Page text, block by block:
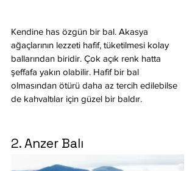
Kendine has özgün bir bal. Akasya
ağaçlarının lezzeti hafif, tüketilmesi kolay
ballarından biridir. Çok açık renk hatta
şeffafa yakın olabilir. Hafif bir bal
olmasından ötürü daha az tercih edilebilse
de kahvaltılar için güzel bir baldır.
2. Anzer Balı